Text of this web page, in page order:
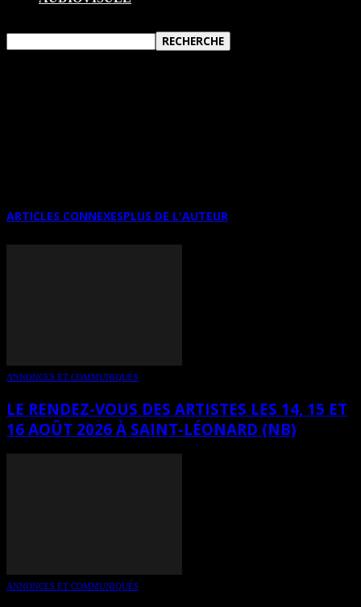
ARTICLES CONNEXESPLUS DE L'AUTEUR
ANNONCES ET COMMUNIQUÉS
LE RENDEZ-VOUS DES ARTISTES LES 14, 15 ET
16 AOÛT 2026 À SAINT-LÉONARD (NB)
ANNONCES ET COMMUNIQUÉS